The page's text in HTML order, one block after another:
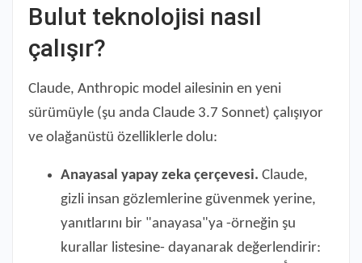
Bulut teknolojisi nasıl
çalışır?
Claude, Anthropic model ailesinin en yeni
sürümüyle (şu anda Claude 3.7 Sonnet) çalışıyor
ve olağanüstü özelliklerle dolu:
Anayasal yapay zeka çerçevesi. Claude,
gizli insan gözlemlerine güvenmek yerine,
yanıtlarını bir "anayasa"ya -örneğin şu
kurallar listesine- dayanarak değerlendirir: